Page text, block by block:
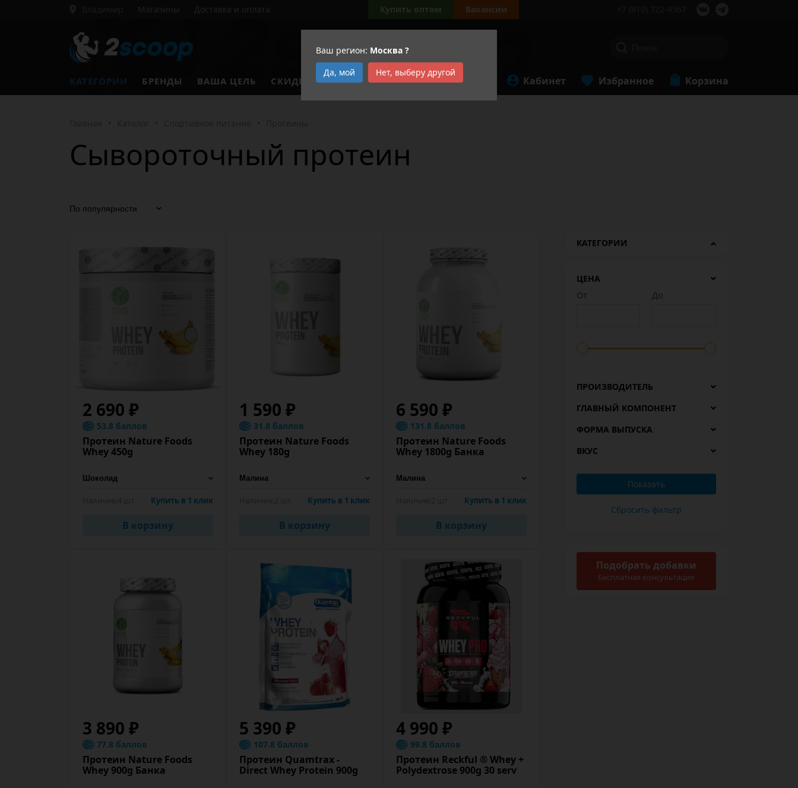
Ваш регион: Москва ?
Да, мой
Нет, выберу другой
Магазины Доставка и оплата Купить оптом Вакансии
КАТЕГОРИИ БРЕНДЫ ВАША ЦЕЛЬ СКИДКИ АКЦИИ Кабинет Избранное Корзина
Сывороточный протеин
КАТЕГОРИИ
ЦЕНА
От
До
ПРОИЗВОДИТЕЛЬ
ГЛАВНЫЙ КОМПОНЕНТ
ФОРМА ВЫПУСКА
ВКУС
Подобрать добавки
Бесплатная консультация
2 690 ₽
53.8 баллов
Протеин Nature Foods
Whey 450g
Купить в 1 клик
В корзину
1 590 ₽
31.8 баллов
Протеин Nature Foods
Whey 180g
Купить в 1 клик
В корзину
6 590 ₽
131.8 баллов
Протеин Nature Foods
Whey 1800g Банка
Купить в 1 клик
В корзину
3 890 ₽
77.8 баллов
Протеин Nature Foods
Whey 900g Банка
5 390 ₽
107.8 баллов
Протеин Quamtrax -
Direct Whey Protein 900g
4 990 ₽
99.8 баллов
Протеин Reckful ® Whey +
Polydextrose 900g 30 serv